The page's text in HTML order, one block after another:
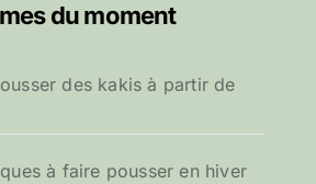
du moment
des kakis à partir de
à faire pousser en hiver